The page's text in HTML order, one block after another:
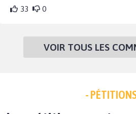
33 0
VOIR TOUS LES
-